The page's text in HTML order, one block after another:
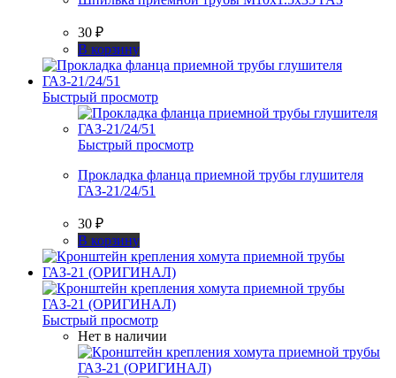
30 ₽
В корзину
Быстрый просмотр
Быстрый просмотр
Прокладка фланца приемной трубы глушителя
ГАЗ-21/24/51
30 ₽
В корзину
Быстрый просмотр
Нет в наличии